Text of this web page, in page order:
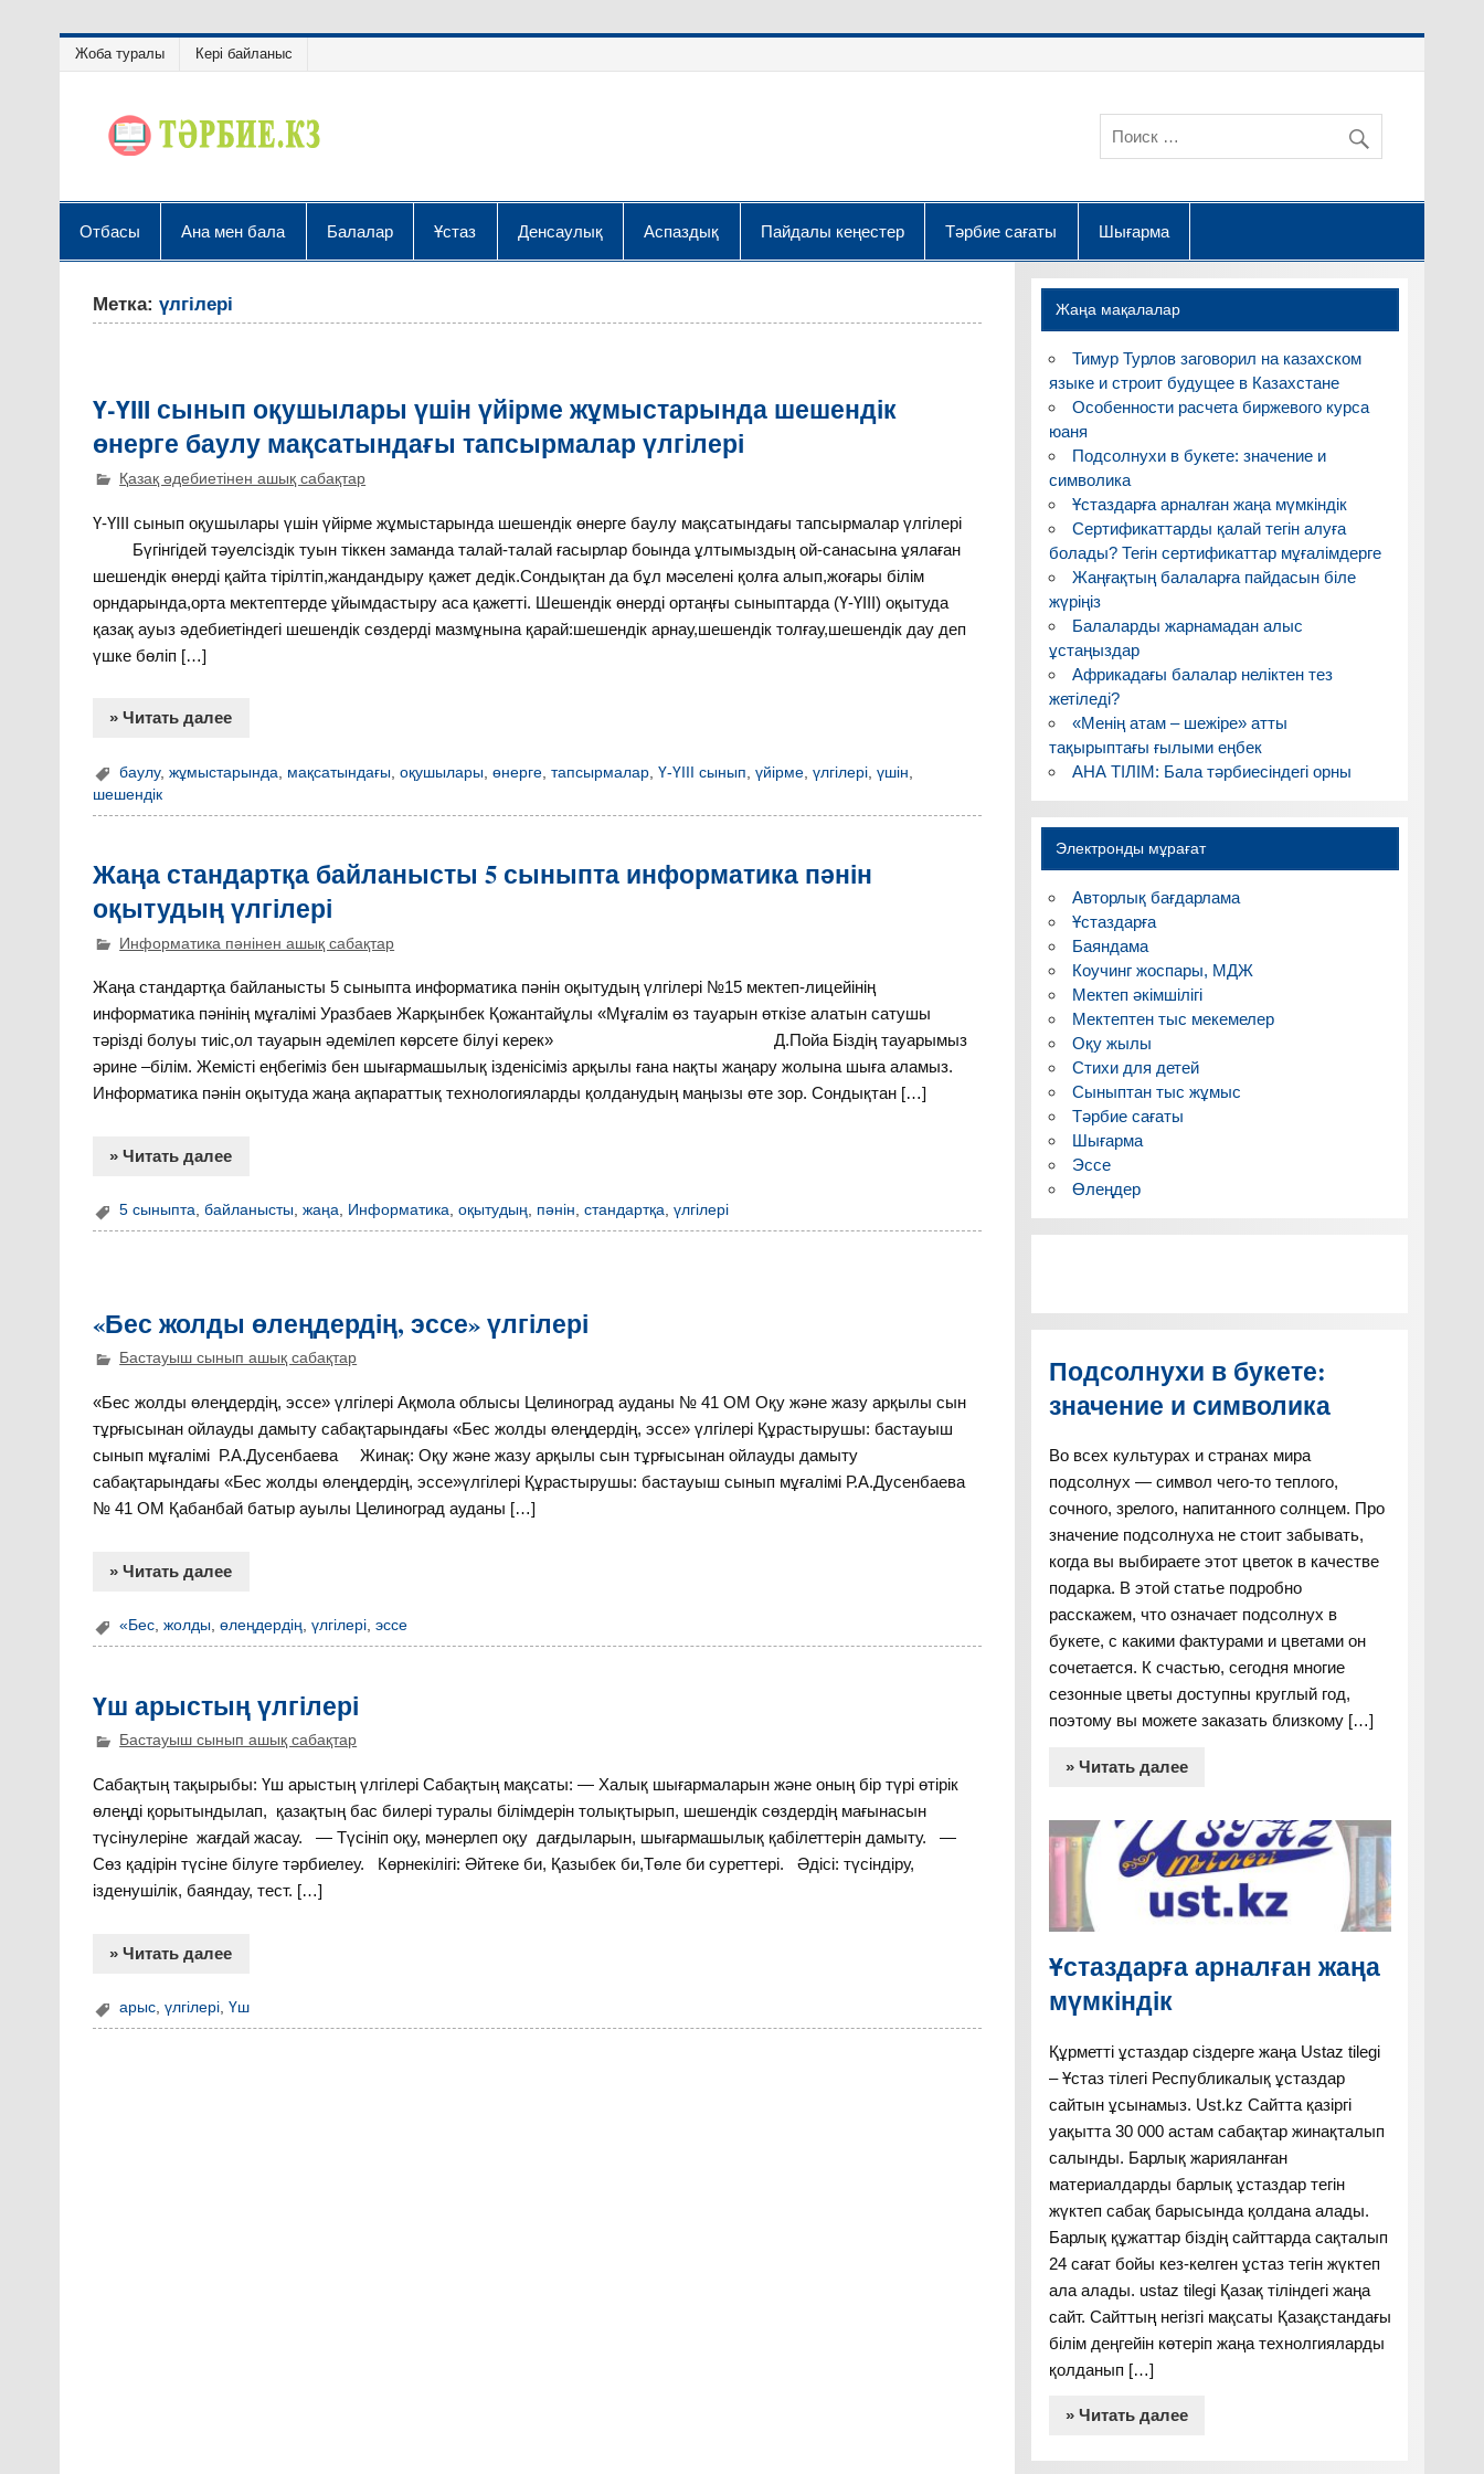
Жоба туралы Кері байланыс
Отбасы Ана мен бала Балалар Ұстаз Денсаулық Аспаздық Пайдалы кеңестер Тәрбие сағаты Шығарма
Метка:үлгілері
Ү-ҮІІІ сынып оқушылары үшін үйірме жұмыстарында шешендік
өнерге баулу мақсатындағы тапсырмалар үлгілері
Қазақ әдебиетінен ашық сабақтар
Ү-ҮІІІ сынып оқушылары үшін үйірме жұмыстарында шешендік өнерге баулу мақсатындағы тапсырмалар үлгілері
Бүгінгідей тәуелсіздік туын тіккен заманда талай-талай ғасырлар боында ұлтымыздың ой-санасына ұялаған
шешендік өнерді қайта тірілтіп,жандандыру қажет дедік.Сондықтан да бұл мәселені қолға алып,жоғары білім
орндарында,орта мектептерде ұйымдастыру аса қажетті. Шешендік өнерді ортаңғы сыныптарда (Ү-ҮІІІ) оқытуда
қазақ ауыз әдебиетіндегі шешендік сөздерді мазмұнына қарай:шешендік арнау,шешендік толғау,шешендік дау деп
үшке бөліп […]
» Читать далее
баулу,жұмыстарында мақсатындағы ,оқушылары ,өнерге ,тапсырмалар ,Ү-ҮІІІ сынып ,үйірме ,үлгілері ,үшін
шешендік
Жаңа стандартқа байланысты 5 сыныпта информатика пәнін
оқытудың үлгілері
Информатика пәнінен ашық сабақтар
Жаңа стандартқа байланысты 5 сыныпта информатика пәнін оқытудың үлгілері №15 мектеп-лицейінің
информатика пәнінің мұғалімі Уразбаев Жарқынбек Қожантайұлы «Мұғалім өз тауарын өткізе алатын сатушы
тәрізді болуы тиіс,ол тауарын әдемілеп көрсете білуі керек» Д.Пойа Біздің тауарымыз
әрине –білім. Жемісті еңбегіміз бен шығармашылық ізденісіміз арқылы ғана нақты жаңару жолына шыға аламыз.
Информатика пәнін оқытуда жаңа ақпараттық технологияларды қолданудың маңызы өте зор. Сондықтан […]
» Читать далее
5 сыныпта,байланысты,жаңа, Информатика,оқытудың, пәнін,стандартқа,үлгілері
«Бес жолды өлеңдердің, эссе» үлгілері
Бастауыш сынып ашық сабақтар
«Бес жолды өлеңдердің, эссе» үлгілері Ақмола облысы Целиноград ауданы № 41 ОМ Оқу және жазу арқылы сын
тұрғысынан ойлауды дамыту сабақтарындағы «Бес жолды өлеңдердің, эссе» үлгілері Құрастырушы: бастауыш
сынып мұғалімі Р.А.Дусенбаева Жинақ: Оқу және жазу арқылы сын тұрғысынан ойлауды дамыту
сабақтарындағы «Бес жолды өлеңдердің, эссе»үлгілері Құрастырушы: бастауыш сынып мұғалімі Р.А.Дусенбаева
№ 41 ОМ Қабанбай батыр ауылы Целиноград ауданы […]
» Читать далее
«Бес,жолды,өлеңдердің,үлгілері,эссе
Үш арыстың үлгілері
Бастауыш сынып ашық сабақтар
Сабақтың тақырыбы: Үш арыстың үлгілері Сабақтың мақсаты: — Халық шығармаларын және оның бір түрі өтірік
өлеңді қорытындылап, қазақтың бас билері туралы білімдерін толықтырып, шешендік сөздердің мағынасын
түсінулеріне жағдай жасау. — Түсініп оқу, мәнерлеп оқу дағдыларын, шығармашылық қабілеттерін дамыту. —
Сөз қадірін түсіне білуге тәрбиелеу. Көрнекілігі: Әйтеке би, Қазыбек би,Төле би суреттері. Әдісі: түсіндіру,
ізденушілік, баяндау, тест. […]
» Читать далее
арыс,үлгілері,Үш
Жаңа мақалалар
Тимур Турлов заговорил на казахском
языке и строит будущее в Казахстане
Особенности расчета биржевого курса
юаня
Подсолнухи в букете: значение и
символика
Ұстаздарға арналған жаңа мүмкіндік
Сертификаттарды қалай тегін алуға
болады? Тегін сертификаттар мұғалімдерге
Жаңғақтың балаларға пайдасын біле
жүріңіз
Балаларды жарнамадан алыс
ұстаңыздар
Африкадағы балалар неліктен тез
жетіледі?
«Менің атам – шежіре» атты
тақырыптағы ғылыми еңбек
АНА ТІЛІМ: Бала тәрбиесіндегі орны
Электронды мұрағат
Авторлық бағдарлама
Ұстаздарға
Баяндама
Коучинг жоспары, МДЖ
Мектеп әкімшілігі
Мектептен тыс мекемелер
Оқу жылы
Стихи для детей
Сыныптан тыс жұмыс
Тәрбие сағаты
Шығарма
Эссе
Өлеңдер
Подсолнухи в букете:
значение и символика
Во всех культурах и странах мира
подсолнух — символ чего-то теплого,
сочного, зрелого, напитанного солнцем. Про
значение подсолнуха не стоит забывать,
когда вы выбираете этот цветок в качестве
подарка. В этой статье подробно
расскажем, что означает подсолнух в
букете, с какими фактурами и цветами он
сочетается. К счастью, сегодня многие
сезонные цветы доступны круглый год,
поэтому вы можете заказать близкому […]
» Читать далее
Ұстаздарға арналған жаңа
мүмкіндік
Құрметті ұстаздар сіздерге жаңа Ustaz tilegi
– Ұстаз тілегі Республикалық ұстаздар
сайтын ұсынамыз. Ust.kz Сайтта қазіргі
уақытта 30 000 астам сабақтар жинақталып
салынды. Барлық жарияланған
материалдарды барлық ұстаздар тегін
жүктеп сабақ барысында қолдана алады.
Барлық құжаттар біздің сайттарда сақталып
24 сағат бойы кез-келген ұстаз тегін жүктеп
ала алады. ustaz tilegi Қазақ тіліндегі жаңа
сайт. Сайттың негізгі мақсаты Қазақстандағы
білім деңгейін көтеріп жаңа технолгияларды
қолданып […]
» Читать далее